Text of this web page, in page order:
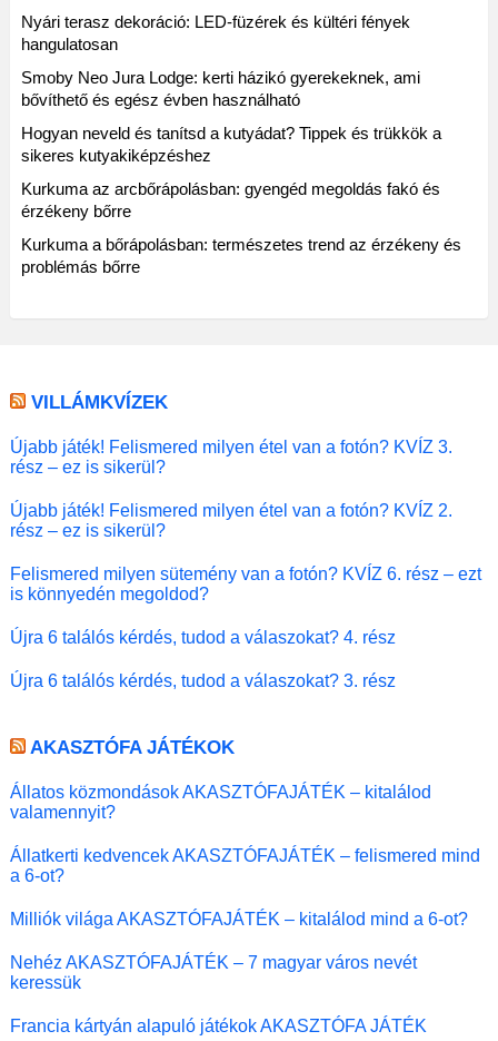
Nyári terasz dekoráció: LED-füzérek és kültéri fények
hangulatosan
Smoby Neo Jura Lodge: kerti házikó gyerekeknek, ami
bővíthető és egész évben használható
Hogyan neveld és tanítsd a kutyádat? Tippek és trükkök a
sikeres kutyakiképzéshez
Kurkuma az arcbőrápolásban: gyengéd megoldás fakó és
érzékeny bőrre
Kurkuma a bőrápolásban: természetes trend az érzékeny és
problémás bőrre
VILLÁMKVÍZEK
Újabb játék! Felismered milyen étel van a fotón? KVÍZ 3.
rész – ez is sikerül?
Újabb játék! Felismered milyen étel van a fotón? KVÍZ 2.
rész – ez is sikerül?
Felismered milyen sütemény van a fotón? KVÍZ 6. rész – ezt
is könnyedén megoldod?
Újra 6 találós kérdés, tudod a válaszokat? 4. rész
Újra 6 találós kérdés, tudod a válaszokat? 3. rész
AKASZTÓFA JÁTÉKOK
Állatos közmondások AKASZTÓFAJÁTÉK – kitalálod
valamennyit?
Állatkerti kedvencek AKASZTÓFAJÁTÉK – felismered mind
a 6-ot?
Milliók világa AKASZTÓFAJÁTÉK – kitalálod mind a 6-ot?
Nehéz AKASZTÓFAJÁTÉK – 7 magyar város nevét
keressük
Francia kártyán alapuló játékok AKASZTÓFA JÁTÉK